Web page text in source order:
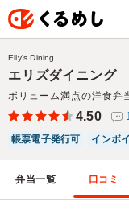
エリズダイニング
ボリューム満点の洋食弁
Elly's Dining
4.50
帳票電子発行可
インボ
弁当一覧 口コミ